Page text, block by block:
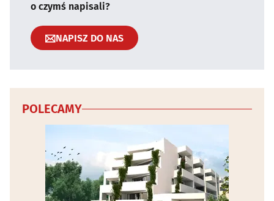
o czymś napisali?
NAPISZ DO NAS
POLECAMY